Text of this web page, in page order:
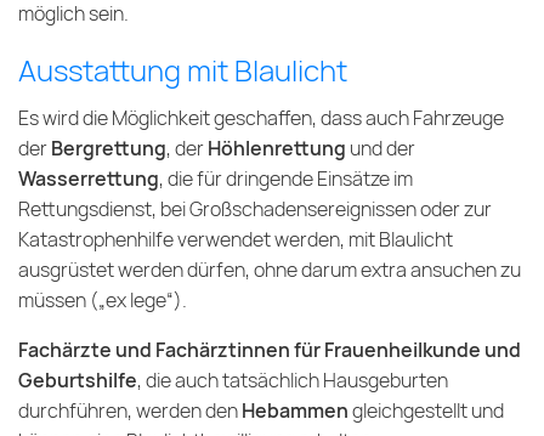
möglich sein.
Ausstattung mit Blaulicht
Es wird die Möglichkeit geschaffen, dass auch Fahrzeuge
derBergrettung, derHöhlenrettung und der
Wasserrettung, die für dringende Einsätze im
Rettungsdienst, bei Großschadensereignissen oder zur
Katastrophenhilfe verwendet werden, mit Blaulicht
ausgrüstet werden dürfen, ohne darum extra ansuchen zu
müssen („ex lege“).
Fachärzte und Fachärztinnen für Frauenheilkunde und
Geburtshilfe, die auch tatsächlich Hausgeburten
durchführen, werden denHebammengleichgestellt und